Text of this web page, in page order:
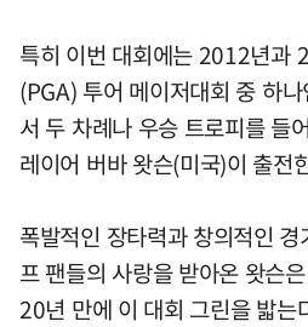
특히 이번 대회에는 2012년과
(PGA) 투어 메이저대회 중 하
서 두 차례나 우승 트로피를 들
레이어 버바 왓슨(미국)이 출전
폭발적인 장타력과 창의적인
프 팬들의 사랑을 받아온 왓슨
20년 만에 이 대회 그린을 밟는